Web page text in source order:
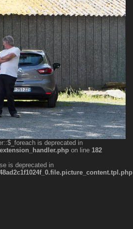
is deprecated in
on line 182
is deprecated in